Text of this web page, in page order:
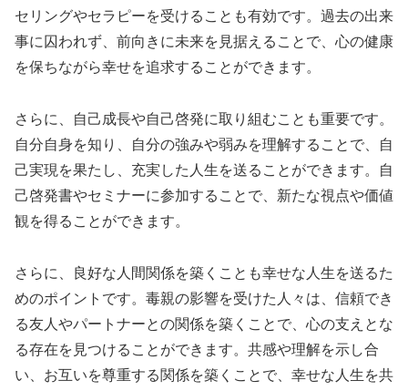
セリングやセラピーを受けることも有効です。過去の出来
事に囚われず、前向きに未来を見据えることで、心の健康
を保ちながら幸せを追求することができます。
さらに、自己成長や自己啓発に取り組むことも重要です。
自分自身を知り、自分の強みや弱みを理解することで、自
己実現を果たし、充実した人生を送ることができます。自
己啓発書やセミナーに参加することで、新たな視点や価値
観を得ることができます。
さらに、良好な人間関係を築くことも幸せな人生を送るた
めのポイントです。毒親の影響を受けた人々は、信頼でき
る友人やパートナーとの関係を築くことで、心の支えとな
る存在を見つけることができます。共感や理解を示し合
い、お互いを尊重する関係を築くことで、幸せな人生を共